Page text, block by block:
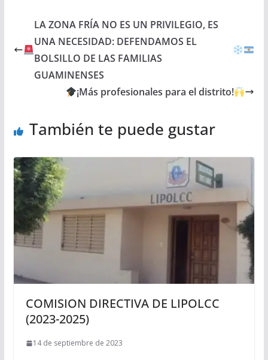
LA ZONA FRÍA NO ES UN PRIVILEGIO, ES
UNA NECESIDAD: DEFENDAMOS EL
BOLSILLO DE LAS FAMILIAS
GUAMINENSES
¡Más profesionales para el distrito!
También te puede gustar
COMISION DIRECTIVA DE LIPOLCC
(2023-2025)
14 de septiembre de 2023